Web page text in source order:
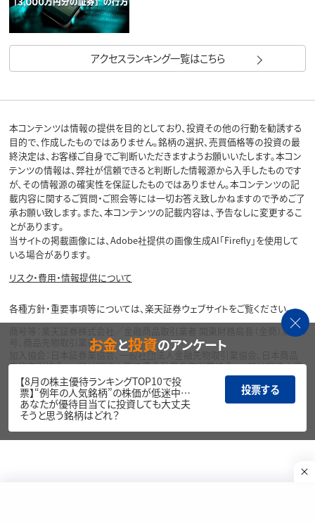
アクセスランキング一覧はこちら
本コンテンツは情報の提供を目的としており、投資その他の行動を勧誘する
目的で、作成したものではありません。銘柄の選択、売買価格等の投資の最
終決定は、お客様ご自身でご判断いただきますようお願いいたします。本コン
テンツの情報は、弊社が信頼できると判断した情報源から入手したものです
が、その情報源の確実性を保証したものではありません。本コンテンツの記
載内容に関するご質問・ご照会等には一切お答え致しかねますので予めご了
承お願い致します。また、本コンテンツの記載内容は、予告なしに変更するこ
とがあります。
当サイトの掲載画像には、Adobe社提供の画像生成AI「Firefly」を使用して
いる場合があります。
リスク・費用・情報提供について
各種方針・重要事項等については、楽天証券ウェブサイトをご覧ください。
商号等：楽天証券株式会社／金融商品取引業者 関東財務局長（金商）第195
号、商品先物取引業者
加入協会：日本証券業協会、一般社団法人金融先物取引業協会、日本商品
先物取引協会、一般社団法人第二種金融商品取引業協会、一般社団法人資
産運用業協会
Copyright©
1999-2026 Rakuten Securities, Inc. All
Rights Reserved.
お金と投資のアンケート
【8月の株主優待ランキングTOP10で投
票】“例年の人気銘柄”の株価が低迷中…
あなたが優待目当てに投資しても大丈夫
そうと思う銘柄はどれ？
投票する